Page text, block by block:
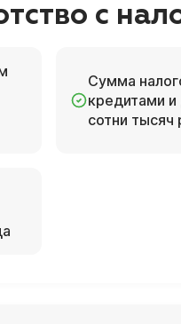
с
Сумма
кредитами
сотни